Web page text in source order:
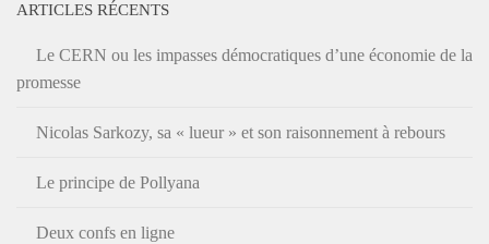
ARTICLES RÉCENTS
Le CERN ou les impasses démocratiques d’une économie de la
promesse
Nicolas Sarkozy, sa « lueur » et son raisonnement à rebours
Le principe de Pollyana
Deux confs en ligne